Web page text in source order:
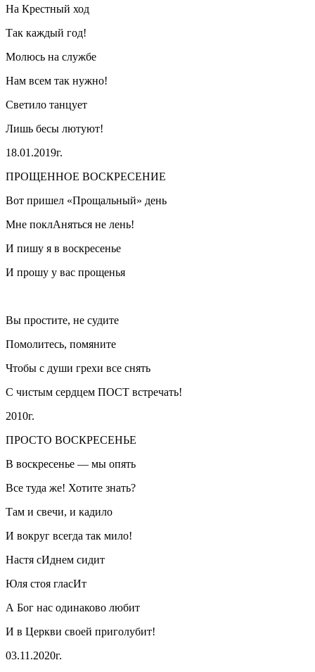
На Крестный ход
Так каждый год!
Молюсь на службе
Нам всем так нужно!
Светило танцует
Лишь бесы лютуют!
18.01.2019г.
ПРОЩЕННОЕ ВОСКРЕСЕНИЕ
Вот пришел «Прощальный» день
Мне поклАняться не лень!
И пишу я в воскресенье
И прошу у вас прощенья
Вы простите, не судите
Помолитесь, помяните
Чтобы с души грехи все снять
С чистым сердцем ПОСТ встречать!
2010г.
ПРОСТО ВОСКРЕСЕНЬЕ
В воскресенье — мы опять
Все туда же! Хотите знать?
Там и свечи, и кадило
И вокруг всегда так мило!
Настя сИднем сидит
Юля стоя гласИт
А Бог нас одинаково любит
И в Церкви своей приголубит!
03.11.2020г.